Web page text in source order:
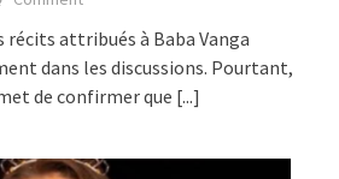
récits attribués à Baba Vanga
dans les discussions. Pourtant,
de confirmer que [...]